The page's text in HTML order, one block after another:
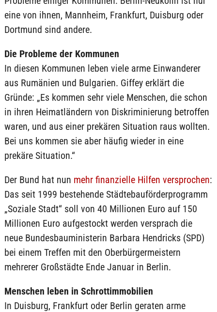
eine von ihnen, Mannheim, Frankfurt, Duisburg oder
Dortmund sind andere.
Die Probleme der Kommunen
In diesen Kommunen leben viele arme Einwanderer
aus Rumänien und Bulgarien. Giffey erklärt die
Gründe: „Es kommen sehr viele Menschen, die schon
in ihren Heimatländern von Diskriminierung betroffen
waren, und aus einer prekären Situation raus wollten.
Bei uns kommen sie aber häufig wieder in eine
prekäre Situation.“
Der Bund hat nun mehr finanzielle Hilfen versprochen:
Das seit 1999 bestehende Städtebauförderprogramm
„Soziale Stadt“ soll von 40 Millionen Euro auf 150
Millionen Euro aufgestockt werden versprach die
neue Bundesbauministerin Barbara Hendricks (SPD)
bei einem Treffen mit den Oberbürgermeistern
mehrerer Großstädte Ende Januar in Berlin.
Menschen leben in Schrottimmobilien
In Duisburg, Frankfurt oder Berlin geraten arme